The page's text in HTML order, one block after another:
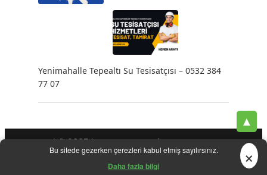
Yenimahalle Tepealtı Su Tesisatçısı – 0532 384
77 07
Bu sitede gezerken çerezleri kabul etmiş sayılırsınız.
Daha fazla bilgi ×
▲
| © 2025 |- - - Klozet
Su Kaçak Tespiti-Su Tesisatçı-Su Tesisat Hizmetleri-
Tıkanıklık Açma-Yeni Tesisat Hizmetleri